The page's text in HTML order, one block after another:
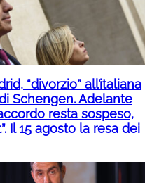
“divorzio” all’italiana
Schengen. Adelante
resta sospeso,
Il 15 agosto la resa dei